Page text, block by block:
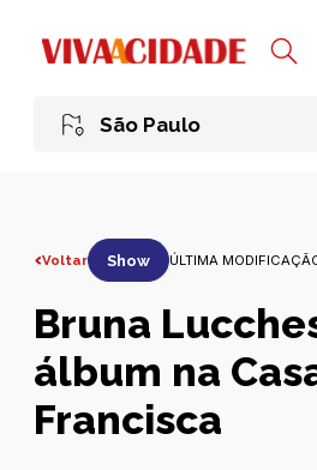
São Paulo
Voltar Show ÚLTIMA
Bruna
álbum na
Francisca